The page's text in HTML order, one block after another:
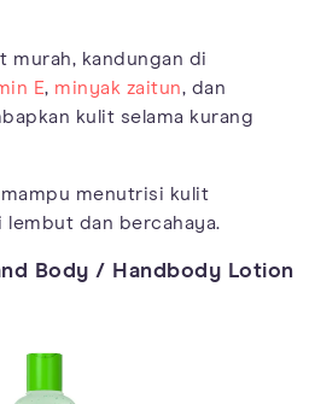
murah, kandungan di
E, minyak zaitun, dan
kulit selama kurang
menutrisi kulit
dan bercahaya.
Body / Handbody Lotion